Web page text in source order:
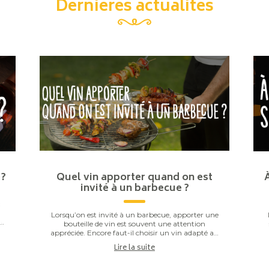
Dernières actualités
Quel vin apporter quand on est
invité à un barbecue ?
Lorsqu’on est invité à un barbecue, apporter une
bouteille de vin est souvent une attention
appréciée. Encore faut-il choisir un vin adapté au
repas. Entre les saucisses grillées, les brochettes,...
Lire la suite